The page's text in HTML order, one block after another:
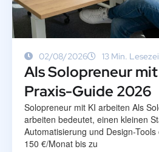
02/08/2026 13 Min.
Als Solopreneur
Praxis-Guide 2026
Solopreneur mit KI arbeiten Als
arbeiten bedeutet, einen kleinen
Automatisierung und Design-
150 €/Monat bis zu